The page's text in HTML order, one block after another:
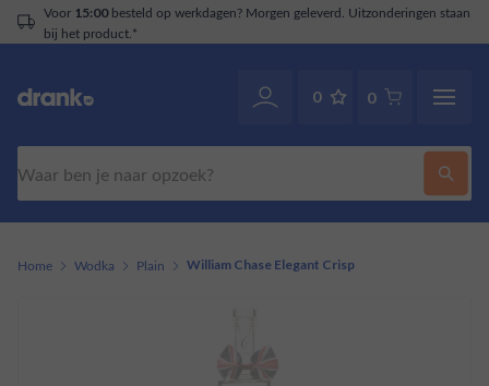
Voor 15:00besteld op werkdagen? Morgen geleverd. Uitzonderingen staan
bij het product.*
0 0
Home Wodka Plain William Chase Elegant Crisp